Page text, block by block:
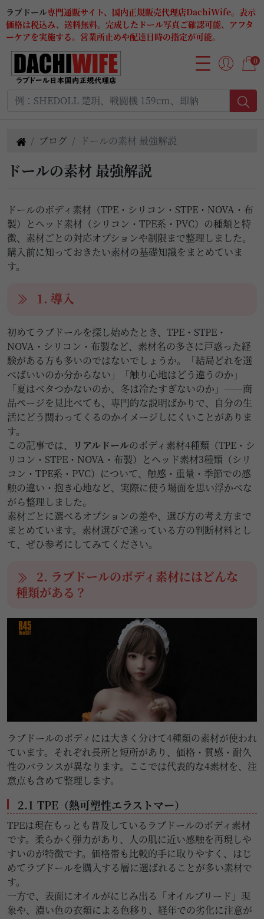
ラブドール専門通販サイト、国内正規販売代理店DachiWife。表示
価格は税込み、送料無料。完成したドール写真ご確認可能、アフタ
ーケアを実施する。営業所止めや配達日時の指定が可能。
0
ブログ ドールの素材 最強解説
ドールの素材 最強解説
ドールのボディ素材（TPE・シリコン・STPE・NOVA・布
製）とヘッド素材（シリコン・TPE系・PVC）の種類と特
徴、素材ごとの対応オプションや制限まで整理しました。
購入前に知っておきたい素材の基礎知識をまとめていま
す。
1. 導入
初めてラブドールを探し始めたとき、TPE・STPE・
NOVA・シリコン・布製など、素材名の多さに戸惑った経
験がある方も多いのではないでしょうか。「結局どれを選
べばいいのか分からない」「触り心地はどう違うのか」
「夏はベタつかないのか、冬は冷たすぎないのか」――商
品ページを見比べても、専門的な説明ばかりで、自分の生
活にどう関わってくるのかイメージしにくいことがありま
す。
この記事では、
リアルドールのボディ素材4種類（TPE・シ
リコン・STPE・NOVA・布製）とヘッド素材3種類（シリ
コン・TPE系・PVC）について、触感・重量・季節での感
触の違い・抱き心地など、実際に使う場面を思い浮かべな
がら整理しました。
素材ごとに選べるオプションの差や、選び方の考え方まで
まとめています。素材選びで迷っている方の判断材料とし
て、ぜひ参考にしてみてください。
2. ラブドールのボディ素材にはどんな
種類がある？
ラブドールのボディには大きく分けて4種類の素材が使われ
ています。それぞれ長所と短所があり、価格・質感・耐久
性のバランスが異なります。ここでは代表的な4素材を、注
意点も含めて整理します。
2.1 TPE（熱可塑性エラストマー）
TPEは現在もっとも普及しているラブドールのボディ素材
です。柔らかく弾力があり、人の肌に近い感触を再現しや
すいのが特徴です。価格帯も比較的手に取りやすく、はじ
めてラブドールを購入する層に選ばれることが多い素材で
す。
一方で、表面にオイルがにじみ出る「オイルブリード」現
象や、濃い色の衣類による色移り、経年での劣化に注意が